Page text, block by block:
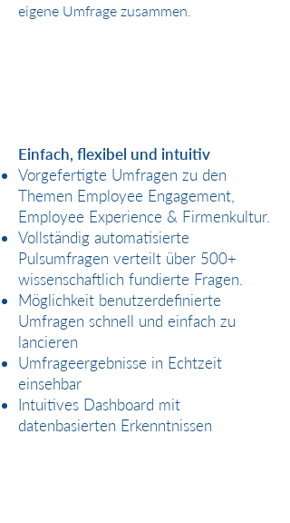
eigene Umfrage zusammen.
Einfach, flexibel und intuitiv​
Vorgefertigte Umfragen zu den
Themen Employee Engagement,
Employee Experience & Firmenkultur.
Vollständig automatisierte
Pulsumfragen verteilt über 500+
wissenschaftlich fundierte Fragen.
Möglichkeit benutzerdefinierte
Umfragen schnell und einfach zu
lancieren
Umfrageergebnisse in Echtzeit
einsehbar
Intuitives Dashboard mit
datenbasierten Erkenntnissen